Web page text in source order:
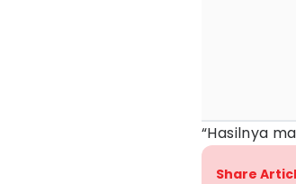
“Hasilnya
Share